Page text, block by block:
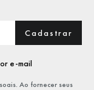
Cadastrar
e-mail
Ao fornecer seus